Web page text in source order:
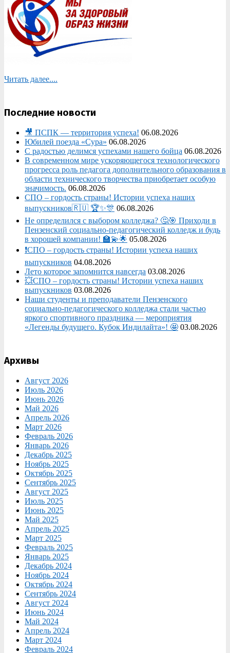
Читать далее....
Последние новости
🎥 ПСПК — территория успеха! 06.08.2026
Юбилей поезда «Сура» 06.08.2026
С радостью делимся успехами нашего бойца 06.08.2026
В современном мире ускоряющегося технологического
прогресса роль педагога дополнительного образования в
области технического творчества приобретает особую
значимость. 06.08.2026
СПО – гордость страны! Истории успеха наших
выпускников🇷🇺 🏆✨🎊 06.08.2026
Не определился с выбором колледжа? 🤔🎯 Приходи в
Пензенский социально-педагогический колледж и будь
в хорошей компании! 🏫💫🌟 05.08.2026
❗СПО – гордость страны! Истории успеха наших
выпускников 04.08.2026
Лето которое запомнится навсегда 03.08.2026
💥СПО – гордость страны! Истории успеха наших
выпускников 03.08.2026
Наши студенты и преподаватели Пензенского
социально‑педагогического колледжа стали частью
яркого спортивного праздника — мероприятия
«Легенды будущего. Кубок Индилайта»! 🤩 03.08.2026
Архивы
Август 2026
Июль 2026
Июнь 2026
Май 2026
Апрель 2026
Март 2026
Февраль 2026
Январь 2026
Декабрь 2025
Ноябрь 2025
Октябрь 2025
Сентябрь 2025
Август 2025
Июль 2025
Июнь 2025
Май 2025
Апрель 2025
Март 2025
Февраль 2025
Январь 2025
Декабрь 2024
Ноябрь 2024
Октябрь 2024
Сентябрь 2024
Август 2024
Июнь 2024
Май 2024
Апрель 2024
Март 2024
Февраль 2024